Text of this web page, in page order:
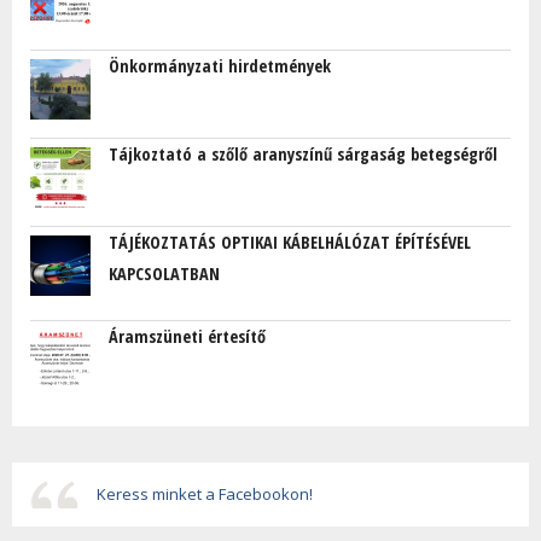
Önkormányzati hirdetmények
Tájkoztató a szőlő aranyszínű sárgaság betegségről
TÁJÉKOZTATÁS OPTIKAI KÁBELHÁLÓZAT ÉPÍTÉSÉVEL
KAPCSOLATBAN
Áramszüneti értesítő
Keress minket a Facebookon!